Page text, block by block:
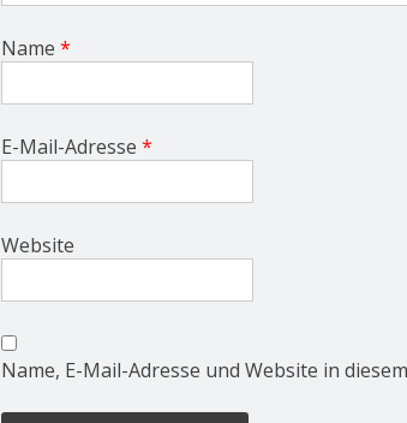
Name *
E-Mail-Adresse *
Website
Name, E-Mail-Adresse und Website in